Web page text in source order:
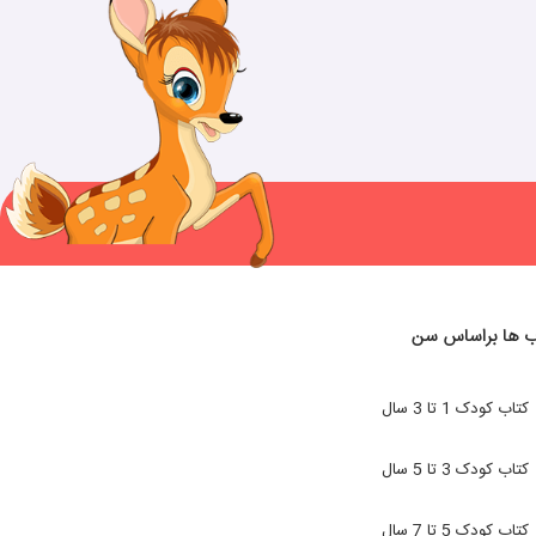
ها براساس سن
کتاب کودک 1 تا 3 سال
کتاب کودک 3 تا 5 سال